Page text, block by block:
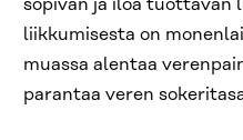
sopivan ja iloa tuottavan
liikkumisesta on
muassa alentaa
parantaa veren